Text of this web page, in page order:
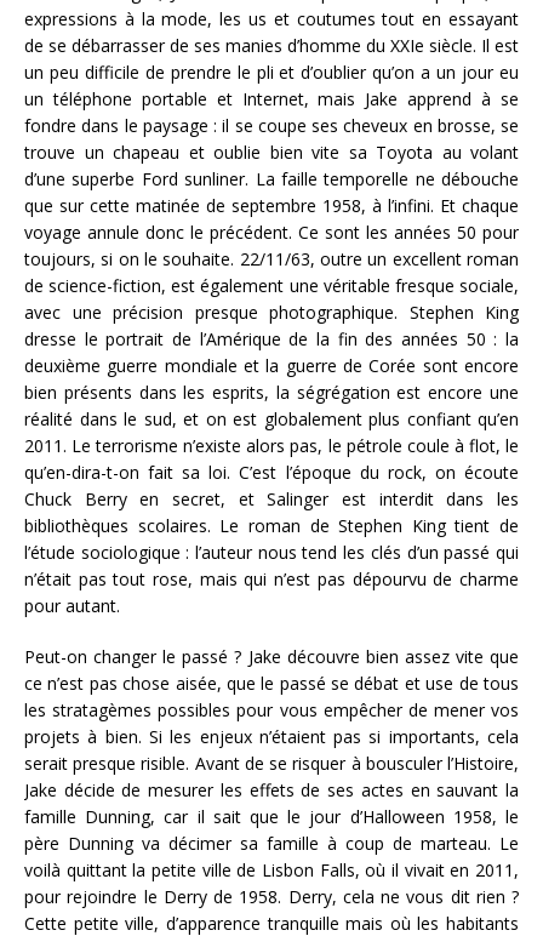
expressions à la mode, les us et coutumes tout en essayant
de se débarrasser de ses manies d’homme du XXIe siècle. Il est
un peu difficile de prendre le pli et d’oublier qu’on a un jour eu
un téléphone portable et Internet, mais Jake apprend à se
fondre dans le paysage : il se coupe ses cheveux en brosse, se
trouve un chapeau et oublie bien vite sa Toyota au volant
d’une superbe Ford sunliner. La faille temporelle ne débouche
que sur cette matinée de septembre 1958, à l’infini. Et chaque
voyage annule donc le précédent. Ce sont les années 50 pour
toujours, si on le souhaite. 22/11/63, outre un excellent roman
de science-fiction, est également une véritable fresque sociale,
avec une précision presque photographique. Stephen King
dresse le portrait de l’Amérique de la fin des années 50 : la
deuxième guerre mondiale et la guerre de Corée sont encore
bien présents dans les esprits, la ségrégation est encore une
réalité dans le sud, et on est globalement plus confiant qu’en
2011. Le terrorisme n’existe alors pas, le pétrole coule à flot, le
qu’en-dira-t-on fait sa loi. C’est l’époque du rock, on écoute
Chuck Berry en secret, et Salinger est interdit dans les
bibliothèques scolaires. Le roman de Stephen King tient de
l’étude sociologique : l’auteur nous tend les clés d’un passé qui
n’était pas tout rose, mais qui n’est pas dépourvu de charme
pour autant.
Peut-on changer le passé ? Jake découvre bien assez vite que
ce n’est pas chose aisée, que le passé se débat et use de tous
les stratagèmes possibles pour vous empêcher de mener vos
projets à bien. Si les enjeux n’étaient pas si importants, cela
serait presque risible. Avant de se risquer à bousculer l’Histoire,
Jake décide de mesurer les effets de ses actes en sauvant la
famille Dunning, car il sait que le jour d’Halloween 1958, le
père Dunning va décimer sa famille à coup de marteau. Le
voilà quittant la petite ville de Lisbon Falls, où il vivait en 2011,
pour rejoindre le Derry de 1958. Derry, cela ne vous dit rien ?
Cette petite ville, d’apparence tranquille mais où les habitants